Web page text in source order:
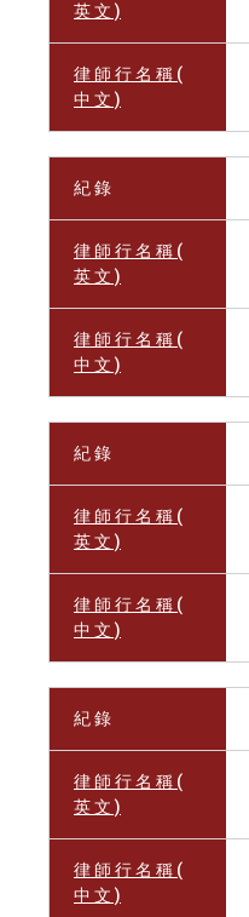
英 文 )
律 師 行 名 稱 (
中 文 )
紀 錄
律 師 行 名 稱 (
英 文 )
律 師 行 名 稱 (
中 文 )
紀 錄
律 師 行 名 稱 (
英 文 )
律 師 行 名 稱 (
中 文 )
紀 錄
律 師 行 名 稱 (
英 文 )
律 師 行 名 稱 (
中 文 )